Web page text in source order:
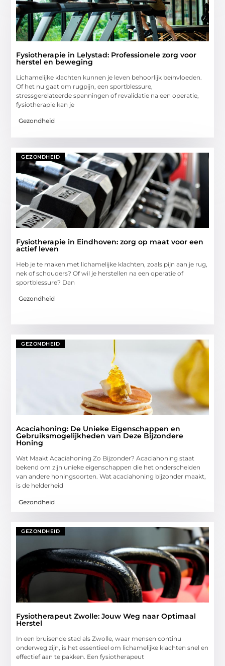
Fysiotherapie in Lelystad: Professionele zorg voor
herstel en beweging
Lichamelijke klachten kunnen je leven behoorlijk beïnvloeden.
Of het nu gaat om rugpijn, een sportblessure,
stressgerelateerde spanningen of revalidatie na een operatie,
fysiotherapie kan je
Gezondheid
GEZONDHEID
Fysiotherapie in Eindhoven: zorg op maat voor een
actief leven
Heb je te maken met lichamelijke klachten, zoals pijn aan je rug,
nek of schouders? Of wil je herstellen na een operatie of
sportblessure? Dan
Gezondheid
GEZONDHEID
Acaciahoning: De Unieke Eigenschappen en
Gebruiksmogelijkheden van Deze Bijzondere
Honing
Wat Maakt Acaciahoning Zo Bijzonder? Acaciahoning staat
bekend om zijn unieke eigenschappen die het onderscheiden
van andere honingsoorten. Wat acaciahoning bijzonder maakt,
is de helderheid
Gezondheid
GEZONDHEID
Fysiotherapeut Zwolle: Jouw Weg naar Optimaal
Herstel
In een bruisende stad als Zwolle, waar mensen continu
onderweg zijn, is het essentieel om lichamelijke klachten snel en
effectief aan te pakken. Een fysiotherapeut